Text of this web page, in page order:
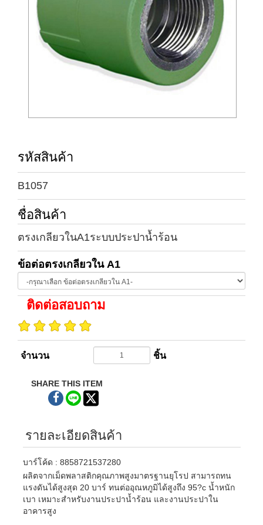
รหัสสินค้า
B1057
ชื่อสินค้า
ตรงเกลียวในA1ระบบประปาน้ำร้อน
ข้อต่อตรงเกลียวใน A1
ติดต่อสอบถาม
จำนวน ชิ้น
SHARE THIS ITEM
รายละเอียดสินค้า
บาร์โค้ด : 8858721537280
ผลิตจากเม็ดพลาสติกคุณภาพสูงมาตรฐานยุโรป สามารถทน
แรงดันได้สูงสุด 20 บาร์ ทนต่ออุณหภูมิได้สูงถึง 95?c น้ำหนัก
เบา เหมาะสำหรับงานประปาน้ำร้อน และงานประปาใน
อาคารสูง